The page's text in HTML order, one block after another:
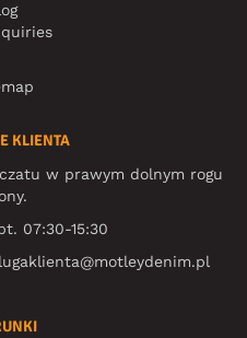
KLIENTA
w prawym dolnym rogu
07:30-15:30